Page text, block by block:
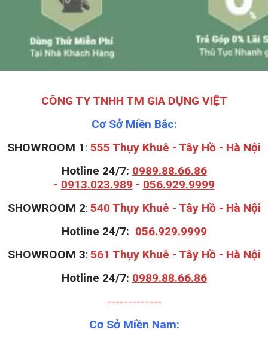
CÔNG TY TNHH TM GIA DỤNG VIỆT
Cơ Sở Miền Bắc:
SHOWROOM 1: 555 Thụy Khuê - Tây Hồ - Hà Nội
Hotline 24/7: 0989.88.66.86
- 0913.023.989 - 056.929.9999
SHOWROOM 2: 540 Thụy Khuê - Tây Hồ - Hà Nội
Hotline 24/7: 056.929.9999
SHOWROOM 3: 561 Thụy Khuê - Tây Hồ - Hà Nội
Hotline 24/7: 0989.88.66.86
-------------
Cơ Sở Miền Nam: